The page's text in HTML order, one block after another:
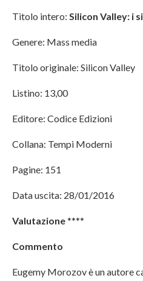
Titolo intero: Silicon Valley: i
Genere: Mass media
Titolo originale: Silicon Valley
Listino: 13,00
Editore: Codice Edizioni
Collana: Tempi Moderni
Pagine: 151
Data uscita: 28/01/2016
Valutazione****
Commento
Eugemy Morozov è un autore